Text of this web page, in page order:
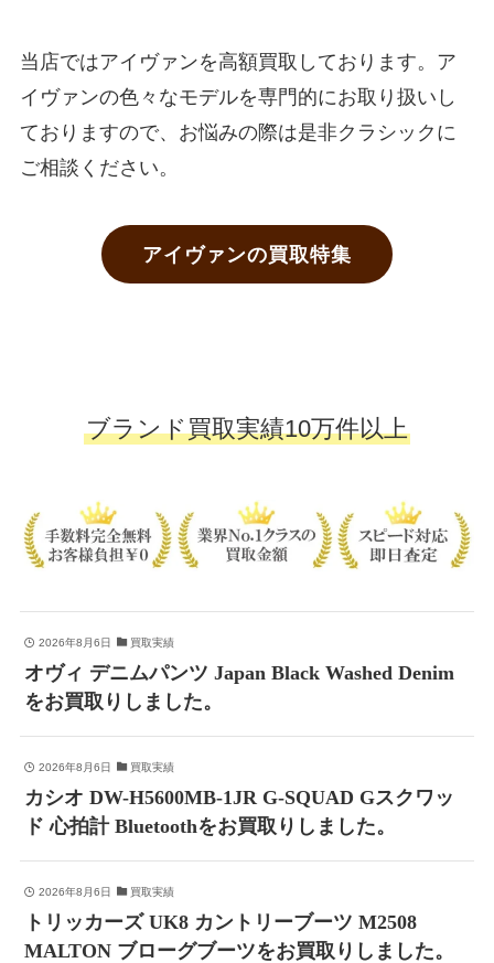
当店ではアイヴァンを高額買取しております。ア
イヴァンの色々なモデルを専門的にお取り扱いし
ておりますので、お悩みの際は是非クラシックに
ご相談ください。
アイヴァンの買取特集
ブランド買取実績10万件以上
2026年8月6日 買取実績
オヴィ デニムパンツ Japan Black Washed Denim
をお買取りしました。
2026年8月6日 買取実績
カシオ DW-H5600MB-1JR G-SQUAD Gスクワッ
ド 心拍計 Bluetoothをお買取りしました。
2026年8月6日 買取実績
トリッカーズ UK8 カントリーブーツ M2508
MALTON ブローグブーツをお買取りしました。